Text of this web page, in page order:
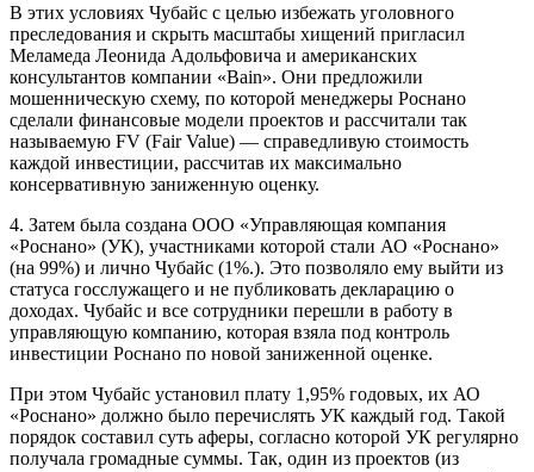
В этих условиях Чубайс с целью избежать уголовного
преследования и скрыть масштабы хищений пригласил
Меламеда Леонида Адольфовича и американских
консультантов компании «Bain». Они предложили
мошенническую схему, по которой менеджеры Роснано
сделали финансовые модели проектов и рассчитали так
называемую FV (Fair Value) — справедливую стоимость
каждой инвестиции, рассчитав их максимально
консервативную заниженную оценку.
4. Затем была создана ООО «Управляющая компания
«Роснано» (УК), участниками которой стали АО «Роснано»
(на 99%) и лично Чубайс (1%.). Это позволяло ему выйти из
статуса госслужащего и не публиковать декларацию о
доходах. Чубайс и все сотрудники перешли в работу в
управляющую компанию, которая взяла под контроль
инвестиции Роснано по новой заниженной оценке.
При этом Чубайс установил плату 1,95% годовых, их АО
«Роснано» должно было перечислять УК каждый год. Такой
порядок составил суть аферы, согласно которой УК регулярно
получала громадные суммы. Так, один из проектов (из